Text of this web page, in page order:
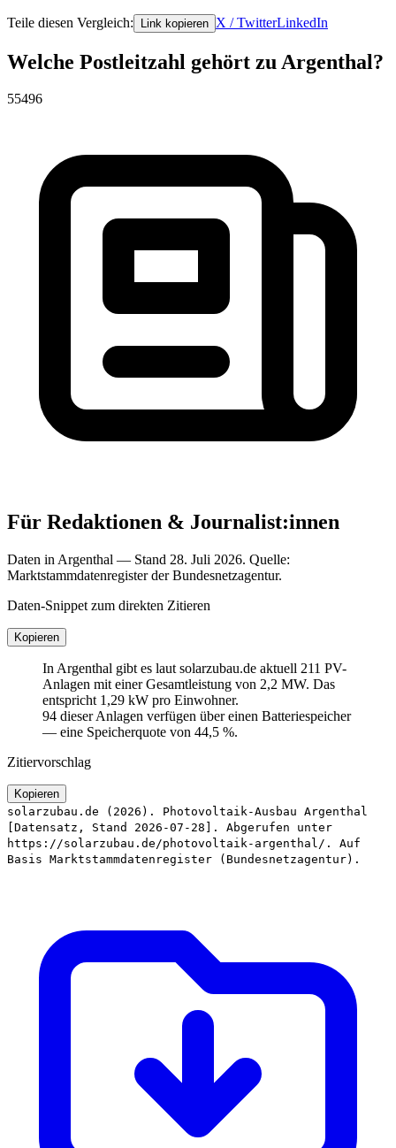
Teile diesen Vergleich: Link kopieren X / TwitterLinkedIn
Welche Postleitzahl gehört zu Argenthal?
55496
Für Redaktionen & Journalist:innen
Daten in Argenthal — Stand 28. Juli 2026. Quelle:
Marktstammdatenregister der Bundesnetzagentur.
Daten-Snippet zum direkten Zitieren
Kopieren
In Argenthal gibt es laut solarzubau.de aktuell 211 PV-
Anlagen mit einer Gesamtleistung von 2,2 MW. Das
entspricht 1,29 kW pro Einwohner.
94 dieser Anlagen verfügen über einen Batteriespeicher
— eine Speicherquote von 44,5 %.
Zitiervorschlag
Kopieren
solarzubau.de (2026). Photovoltaik-Ausbau Argenthal
[Datensatz, Stand 2026-07-28]. Abgerufen unter
https://solarzubau.de/photovoltaik-argenthal/. Auf
Basis Marktstammdatenregister (Bundesnetzagentur).